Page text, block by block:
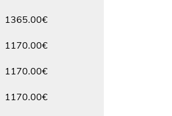
1365.00€
1170.00€
1170.00€
1170.00€